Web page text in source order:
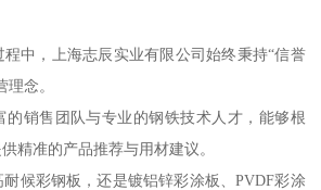
中，上海志辰实业有限公司始终秉持“信誉
念。
的销售团队与专业的钢铁技术人才，能够根
精准的产品推荐与用材建议。
候彩钢板，还是镀铝锌彩涂板、PVDF彩涂